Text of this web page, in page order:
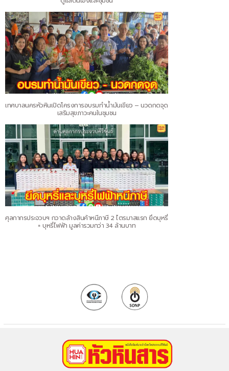
เทศบาลนครหัวหินเปิดโครงการอบรมทำน้ำมันเขียว – นวดกดจุด
เสริมสุขภาวะคนในชุมชน
ศุลกากรประจวบฯ กวาดล้างสินค้าหนีภาษี 2 ไตรมาสแรก ยึดบุหรี่
+ บุหรี่ไฟฟ้า มูลค่ารวมกว่า 34 ล้านบาท